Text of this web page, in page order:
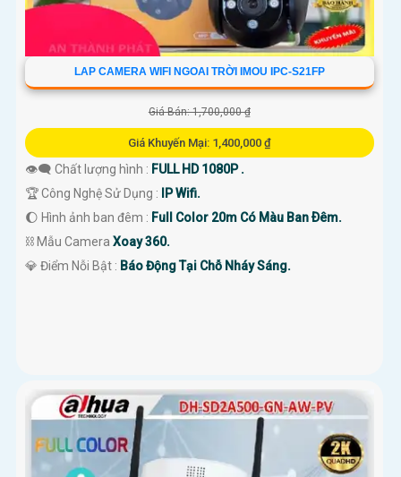
LAP CAMERA WIFI NGOAI TRỜI IMOU IPC-S21FP
Giá Bán: 1,700,000 ₫
Giá Khuyến Mại: 1,400,000 ₫
👁️‍🗨 Chất lượng hình : FULL HD 1080P .
🏆 Công Nghệ Sử Dụng : IP Wifi.
🌔 Hình ảnh ban đêm : Full Color 20m Có Màu Ban Ðêm.
⛓ Mẫu Camera Xoay 360.
️💎 Điểm Nỗi Bật : Báo Động Tại Chỗ Nháy Sáng.